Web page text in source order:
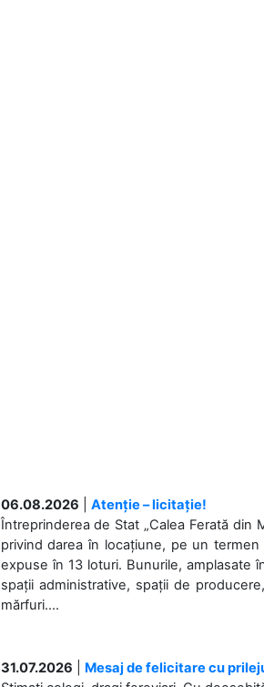
06.08.2026
Atenție – licitație!
Întreprinderea de Stat „Calea Ferată din
privind darea în locațiune, pe un
expuse în 13 loturi. Bunurile, amplasate
spații administrative, spații de
mărfuri....
31.07.2026
Mesaj de felicitare cu